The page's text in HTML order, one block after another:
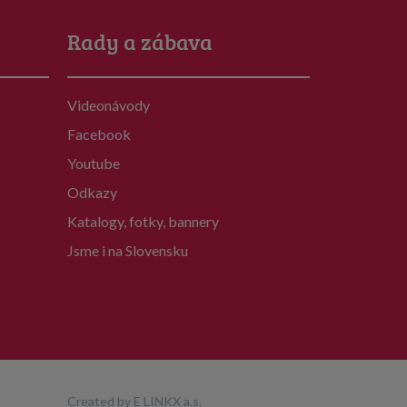
Rady a zábava
Videonávody
Facebook
Youtube
Odkazy
Katalogy, fotky, bannery
Jsme i na Slovensku
Created by E LINKX a.s.